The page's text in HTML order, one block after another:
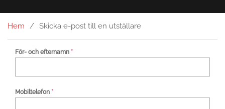
Hem Skicka e-post till en utställare
För- och efternamn *
Mobiltelefon *